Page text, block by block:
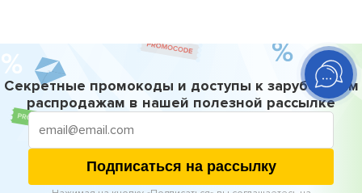
Секретные промокоды и доступы к зарубежным
распродажам в нашей полезной рассылке
Подписаться на рассылку